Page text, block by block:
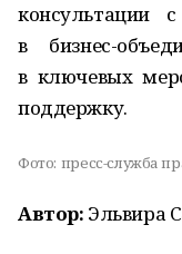
консультации
в бизнес-
в ключевых
поддержку.
Фото: пресс-служба
Автор: Эльвира